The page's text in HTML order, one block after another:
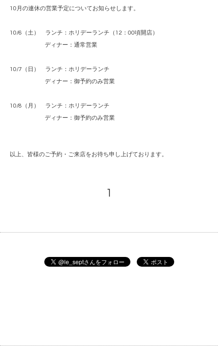
10月の連休の営業予定についてお知らせします。
10/6（土） ランチ：ホリデーランチ（12：00頃開店）
ディナー：通常営業
10/7（日） ランチ：ホリデーランチ
ディナー：御予約のみ営業
10/8（月） ランチ：ホリデーランチ
ディナー：御予約のみ営業
以上、皆様のご予約・ご来店をお待ち申し上げております。
1